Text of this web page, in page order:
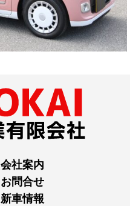
会社案内
お問合せ
新車情報